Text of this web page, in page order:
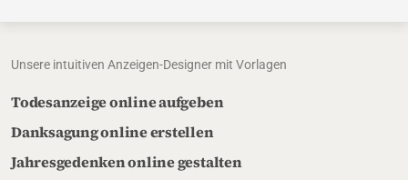
Unsere intuitiven Anzeigen-Designer mit Vorlagen
Todesanzeige online aufgeben
Danksagung online erstellen
Jahresgedenken online gestalten